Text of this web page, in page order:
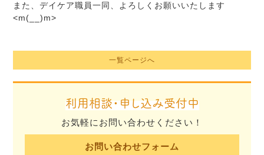
また、デイケア職員一同、よろしくお願いいたします
<m(__)m>
一覧ページへ
利用相談・申し込み受付中
お気軽にお問い合わせください！
お問い合わせフォーム